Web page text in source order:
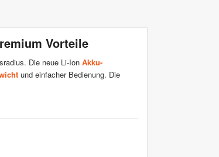
Vorteile
Die neue Li-Ion Akku-
und einfacher Bedienung. Die